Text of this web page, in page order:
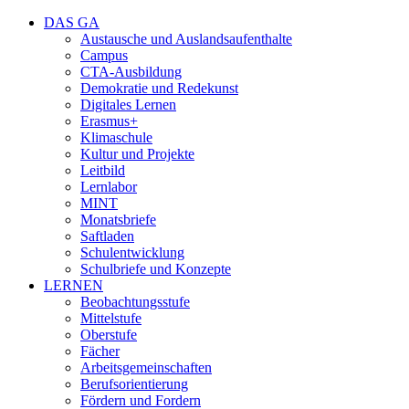
DAS GA
Austausche und Auslandsaufenthalte
Campus
CTA-Ausbildung
Demokratie und Redekunst
Digitales Lernen
Erasmus+
Klimaschule
Kultur und Projekte
Leitbild
Lernlabor
MINT
Monatsbriefe
Saftladen
Schulentwicklung
Schulbriefe und Konzepte
LERNEN
Beobachtungsstufe
Mittelstufe
Oberstufe
Fächer
Arbeitsgemeinschaften
Berufsorientierung
Fördern und Fordern